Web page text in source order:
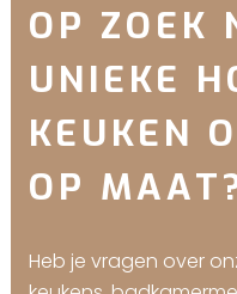
OP ZOEK
UNIEKE
KEUKEN
OP
Heb je vragen over